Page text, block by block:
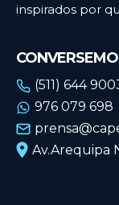
inspirados por
(511) 644
976 079 698
Av.Arequipa